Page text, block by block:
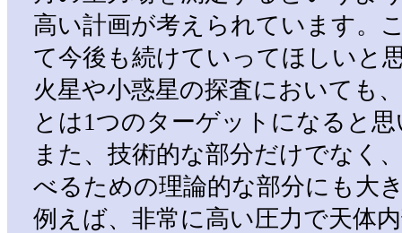
高い計画が考えられています。
て今後も続けていってほしいと
火星や小惑星の探査においても
とは1つのターゲットになると
また、技術的な部分だけでなく
べるための理論的な部分にも大
例えば、非常に高い圧力で天体